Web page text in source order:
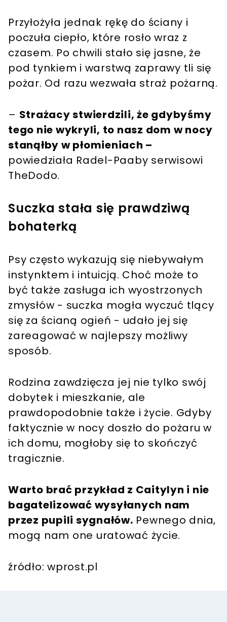
Przyłożyła jednak rękę do ściany i
poczuła ciepło, które rosło wraz z
czasem. Po chwili stało się jasne, że
pod tynkiem i warstwą zaprawy tli się
pożar. Od razu wezwała straż pożarną.
– Strażacy stwierdzili, że gdybyśmy
tego nie wykryli, to nasz dom w nocy
stanąłby w płomieniach –
powiedziała Radel-Paaby serwisowi
TheDodo.
Suczka stała się prawdziwą
bohaterką
Psy często wykazują się niebywałym
instynktem i intuicją. Choć może to
być także zasługa ich wyostrzonych
zmysłów - suczka mogła wyczuć tlący
się za ścianą ogień - udało jej się
zareagować w najlepszy możliwy
sposób.
Rodzina zawdzięcza jej nie tylko swój
dobytek i mieszkanie, ale
prawdopodobnie także i życie. Gdyby
faktycznie w nocy doszło do pożaru w
ich domu, mogłoby się to skończyć
tragicznie.
Warto brać przykład z Caitylyn i nie
bagatelizować wysyłanych nam
przez pupili sygnałów. Pewnego dnia,
mogą nam one uratować życie.
źródło: wprost.pl